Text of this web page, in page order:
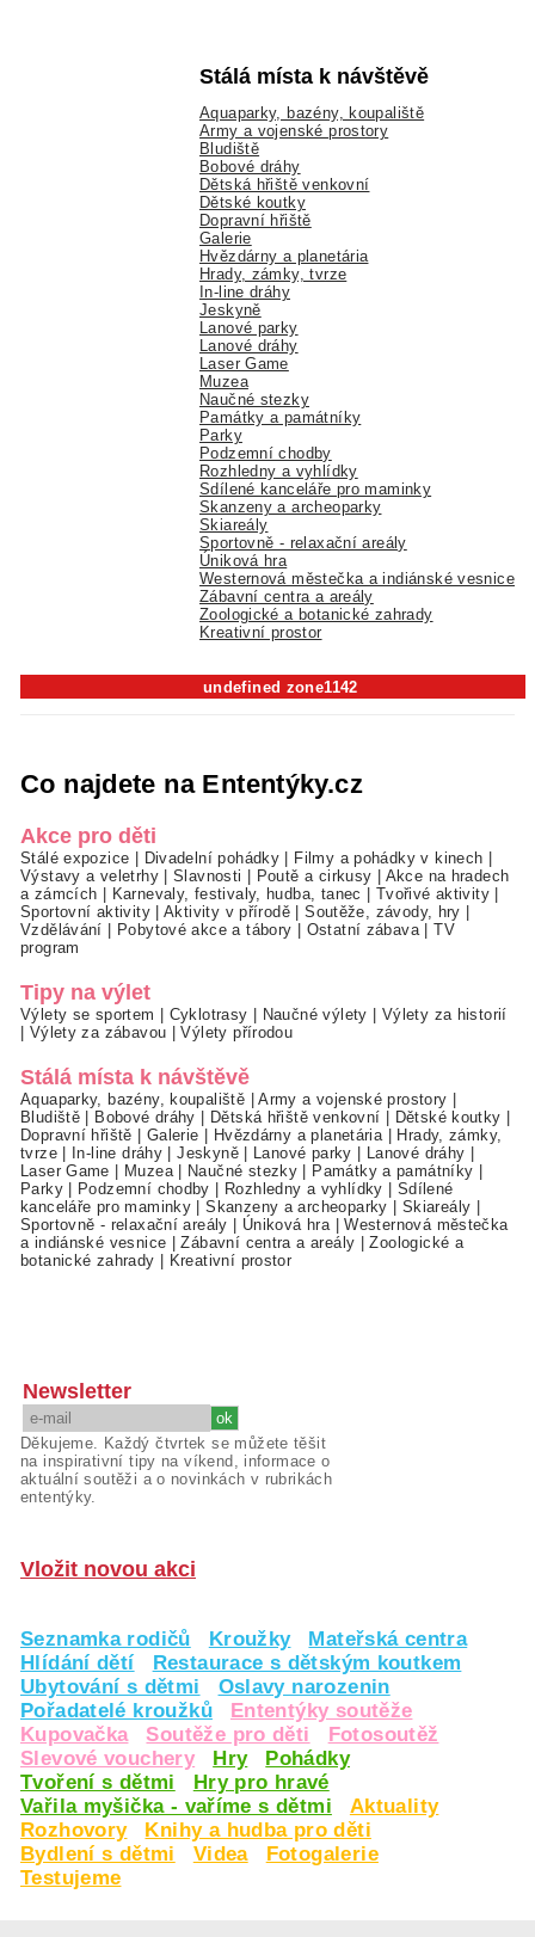
Stálá místa k návštěvě
Aquaparky, bazény, koupaliště
Army a vojenské prostory
Bludiště
Bobové dráhy
Dětská hřiště venkovní
Dětské koutky
Dopravní hřiště
Galerie
Hvězdárny a planetária
Hrady, zámky, tvrze
In-line dráhy
Jeskyně
Lanové parky
Lanové dráhy
Laser Game
Muzea
Naučné stezky
Památky a památníky
Parky
Podzemní chodby
Rozhledny a vyhlídky
Sdílené kanceláře pro maminky
Skanzeny a archeoparky
Skiareály
Sportovně - relaxační areály
Úniková hra
Westernová městečka a indiánské vesnice
Zábavní centra a areály
Zoologické a botanické zahrady
Kreativní prostor
undefined zone1142
Co najdete na Ententýky.cz
Akce pro děti
Stálé expozice | Divadelní pohádky | Filmy a pohádky v kinech |
Výstavy a veletrhy|Slavnosti | Poutě a cirkusy | Akce na hradech
a zámcích | Karnevaly, festivaly, hudba, tanec | Tvořivé aktivity |
Sportovní aktivity|Aktivity v přírodě |Soutěže, závody, hry |
Vzdělávání | Pobytové akce a tábory | Ostatní zábava |TV
program
Tipy na výlet
Výlety se sportem | Cyklotrasy | Naučné výlety | Výlety za historií
| Výlety za zábavou |Výlety přírodou
Stálá místa k návštěvě
Aquaparky, bazény, koupaliště |Army a vojenské prostory |
Bludiště | Bobové dráhy | Dětská hřiště venkovní | Dětské koutky |
Dopravní hřiště | Galerie | Hvězdárny a planetária | Hrady, zámky,
tvrze| In-line dráhy |Jeskyně| Lanové parky | Lanové dráhy |
Laser Game | Muzea| Naučné stezky | Památky a památníky |
Parky| Podzemní chodby | Rozhledny a vyhlídky | Sdílené
kanceláře pro maminky |Skanzeny a archeoparky | Skiareály |
Sportovně - relaxační areály | Úniková hra |Westernová městečka
a indiánské vesnice |Zábavní centra a areály |Zoologické a
botanické zahrady | Kreativní prostor
Newsletter
Děkujeme. Každý čtvrtek se můžete těšit
na inspirativní tipy na víkend, informace o
aktuální soutěži a o novinkách v rubrikách
ententýky.
Vložit novou akci
Seznamka rodičů Kroužky
Mateřská centra
Hlídání dětí
Restaurace s dětským koutkem
Ubytování s dětmi
Oslavy narozenin
Pořadatelé kroužků
Ententýky soutěže
Kupovačka
Soutěže pro děti
Fotosoutěž
Slevové vouchery
Hry
Pohádky
Tvoření s dětmi
Hry pro hravé
Vařila myšička - vaříme s dětmi
Aktuality
Rozhovory
Knihy a hudba pro děti
Bydlení s dětmi
Videa
Fotogalerie
Testujeme